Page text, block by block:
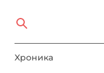
Xроника